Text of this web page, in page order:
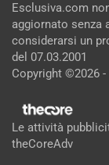
Esclusiva.com
aggiornato senza
considerarsi un
del 07.03.2001
Copyright ©2026
Le attività
theCoreAdv